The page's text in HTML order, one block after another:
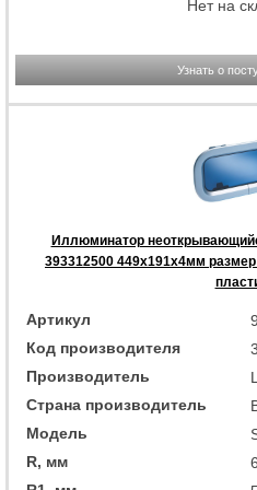
Нет на
Узнать о
Иллюминатор
393312500 449x191x4мм
Артикул
Код производителя
Производитель
Страна производитель
Модель
R, мм